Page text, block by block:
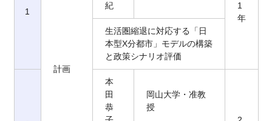
1
計画
紀
1
年
生活圏縮退に対応する「日
本型X分都市」モデルの構築
と政策シナリオ評価
本
田
恭
岡山大学・准教
授